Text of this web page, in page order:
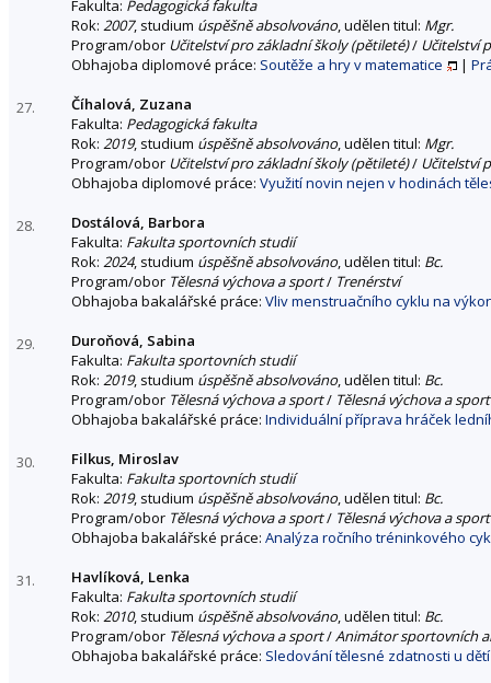
Fakulta: Pedagogická fakulta
Rok: 2007, studium úspěšně absolvováno, udělen titul: Mgr.
Program/obor Učitelství pro základní školy (pětileté)/ Učitelství
Obhajoba diplomové práce: Soutěže a hry v matematice |
27.
Číhalová, Zuzana
Fakulta: Pedagogická fakulta
Rok: 2019, studium úspěšně absolvováno, udělen titul: Mgr.
Program/obor Učitelství pro základní školy (pětileté)/ Učitelství
Obhajoba diplomové práce: Využití novin nejen v hodinách
28.
Dostálová, Barbora
Fakulta: Fakulta sportovních studií
Rok: 2024, studium úspěšně absolvováno, udělen titul: Bc.
Program/obor Tělesná výchova a sport/ Trenérství
Obhajoba bakalářské práce: Vliv menstruačního cyklu na
29.
Duroňová, Sabina
Fakulta: Fakulta sportovních studií
Rok: 2019, studium úspěšně absolvováno, udělen titul: Bc.
Program/obor Tělesná výchova a sport/ Tělesná výchova a sport
Obhajoba bakalářské práce: Individuální příprava hráček
30.
Filkus, Miroslav
Fakulta: Fakulta sportovních studií
Rok: 2019, studium úspěšně absolvováno, udělen titul: Bc.
Program/obor Tělesná výchova a sport/ Tělesná výchova a sport
Obhajoba bakalářské práce: Analýza ročního tréninkového
31.
Havlíková, Lenka
Fakulta: Fakulta sportovních studií
Rok: 2010, studium úspěšně absolvováno, udělen titul: Bc.
Program/obor Tělesná výchova a sport/Animátor sportovních
Obhajoba bakalářské práce: Sledování tělesné zdatnosti u dětí